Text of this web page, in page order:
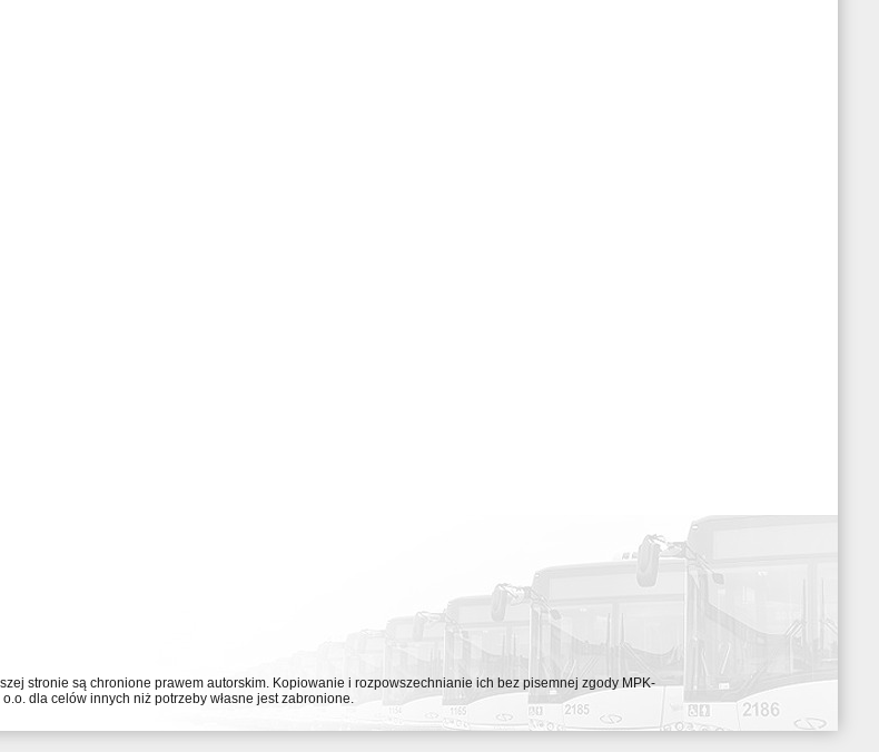
stronie są chronione prawem autorskim. Kopiowanie i rozpowszechnianie ich bez pisemnej zgody MPK-
o.o. dla celów innych niż potrzeby własne jest zabronione.